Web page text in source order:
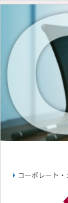
コーポレート